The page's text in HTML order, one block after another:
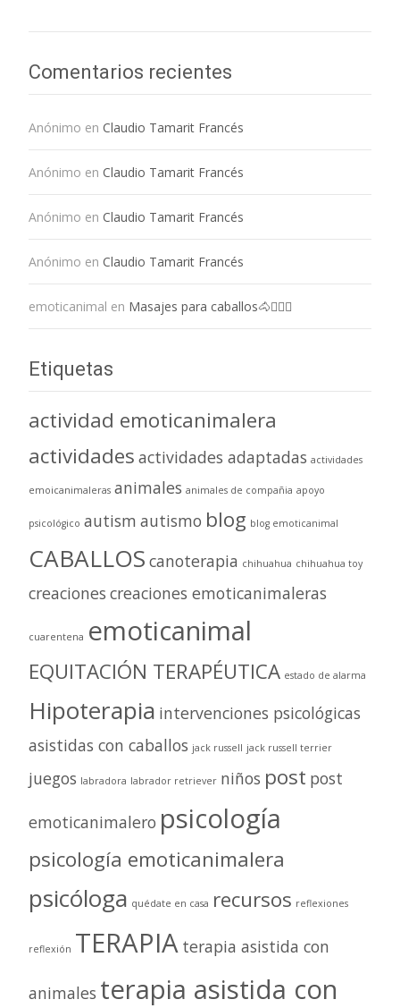
Comentarios recientes
Anónimo en Claudio Tamarit Francés
Anónimo en Claudio Tamarit Francés
Anónimo en Claudio Tamarit Francés
Anónimo en Claudio Tamarit Francés
emoticanimal en Masajes para caballos🐴💆🏻‍♀️
Etiquetas
actividad emoticanimalera
actividades actividades adaptadas actividades
emoicanimaleras animales animales de compañia apoyo
psicológico autism autismo blog blog emoticanimal
CABALLOS canoterapia chihuahua chihuahua toy
creaciones creaciones emoticanimaleras
cuarentena emoticanimal
EQUITACIÓN TERAPÉUTICA estado de alarma
Hipoterapia intervenciones psicológicas
asistidas con caballos jack russell jack russell terrier
juegos labradora labrador retriever niños post post
emoticanimalero psicología
psicología emoticanimalera
psicóloga quédate en casa recursos reflexiones
reflexión TERAPIA terapia asistida con
animales terapia asistida con